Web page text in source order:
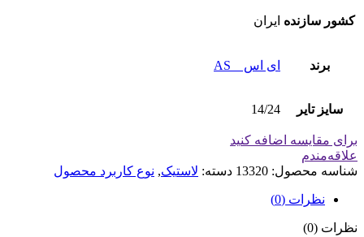
کشور سازنده ایران
برند ای اس _ AS
سایز تایر 14/24
برای مقایسه اضافه کنید
علاقه‌مندم
شناسه محصول: 13320 دسته: لاستیک, نوع کاربرد محصول
نظرات (0)
نظرات (0)